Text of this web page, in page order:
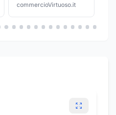
commercioVirtuoso.it